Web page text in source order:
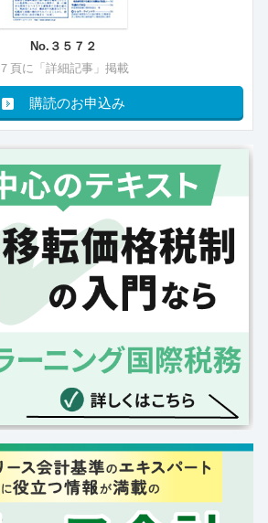
No.３５７２
７頁に「詳細記事」掲載
購読のお申込み